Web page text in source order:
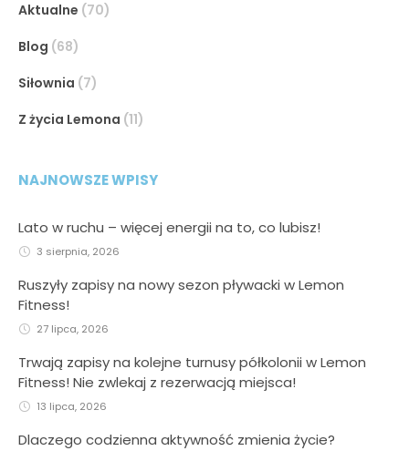
Aktualne (70)
Blog (68)
Siłownia (7)
Z życia Lemona (11)
NAJNOWSZE WPISY
Lato w ruchu – więcej energii na to, co lubisz!
3 sierpnia, 2026
Ruszyły zapisy na nowy sezon pływacki w Lemon
Fitness!
27 lipca, 2026
Trwają zapisy na kolejne turnusy półkolonii w Lemon
Fitness! Nie zwlekaj z rezerwacją miejsca!
13 lipca, 2026
Dlaczego codzienna aktywność zmienia życie?